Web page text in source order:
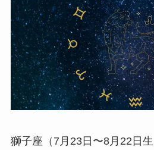
獅子座（7月23日〜8月22日生